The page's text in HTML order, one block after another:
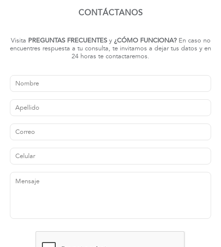
CONTÁCTANOS
Visita PREGUNTAS FRECUENTESy ¿CÓMO FUNCIONA?En caso no
encuentres respuesta a tu consulta, te invitamos a dejar tus datos y en
24 horas te contactaremos.